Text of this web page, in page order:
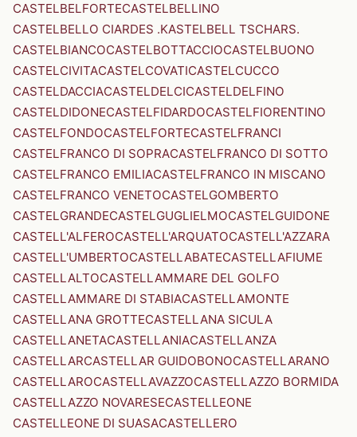
CASTELBELFORTECASTELBELLINO
CASTELBELLO CIARDES .KASTELBELL TSCHARS.
CASTELBIANCOCASTELBOTTACCIOCASTELBUONO
CASTELCIVITACASTELCOVATICASTELCUCCO
CASTELDACCIACASTELDELCICASTELDELFINO
CASTELDIDONECASTELFIDARDOCASTELFIORENTINO
CASTELFONDOCASTELFORTECASTELFRANCI
CASTELFRANCO DI SOPRACASTELFRANCO DI SOTTO
CASTELFRANCO EMILIACASTELFRANCO IN MISCANO
CASTELFRANCO VENETOCASTELGOMBERTO
CASTELGRANDECASTELGUGLIELMOCASTELGUIDONE
CASTELL'ALFEROCASTELL'ARQUATOCASTELL'AZZARA
CASTELL'UMBERTOCASTELLABATECASTELLAFIUME
CASTELLALTOCASTELLAMMARE DEL GOLFO
CASTELLAMMARE DI STABIACASTELLAMONTE
CASTELLANA GROTTECASTELLANA SICULA
CASTELLANETACASTELLANIACASTELLANZA
CASTELLARCASTELLAR GUIDOBONOCASTELLARANO
CASTELLAROCASTELLAVAZZOCASTELLAZZO BORMIDA
CASTELLAZZO NOVARESECASTELLEONE
CASTELLEONE DI SUASACASTELLERO